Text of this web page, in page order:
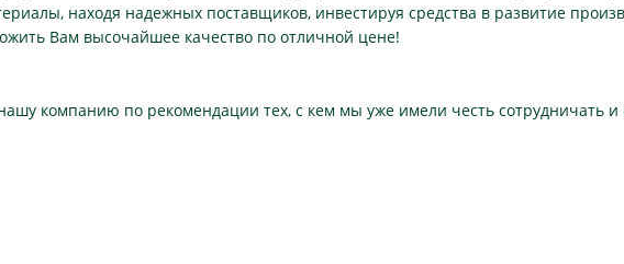
находя надежных поставщиков, инвестируя средства в развитие
Вам высочайшее качество по отличной цене!
компанию по рекомендации тех, с кем мы уже имели честь сотрудничать и